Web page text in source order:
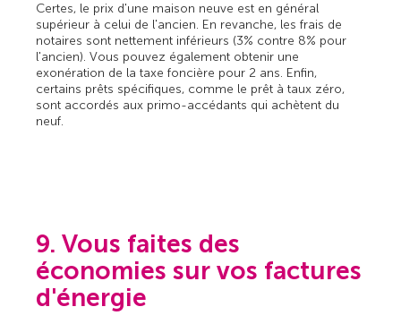
Certes, le prix d'une maison neuve est en général
supérieur à celui de l'ancien. En revanche, les frais de
notaires sont nettement inférieurs (3% contre 8% pour
l'ancien). Vous pouvez également obtenir une
exonération de la taxe foncière pour 2 ans. Enfin,
certains prêts spécifiques, comme le prêt à taux zéro,
sont accordés aux primo-accédants qui achètent du
neuf.
9. Vous faites des
économies sur vos factures
d'énergie